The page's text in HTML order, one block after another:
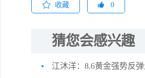
收藏 0
猜您会感兴趣
江沐洋：8.6黄金强势反